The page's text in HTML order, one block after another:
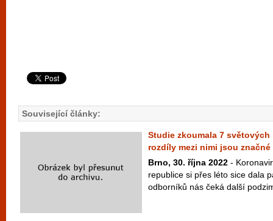
Související články:
Studie zkoumala 7
rozdíly mezi nimi jsou značné
Brno, 30. října 2022 -
republice si přes léto sice dala
odborníků nás čeká další